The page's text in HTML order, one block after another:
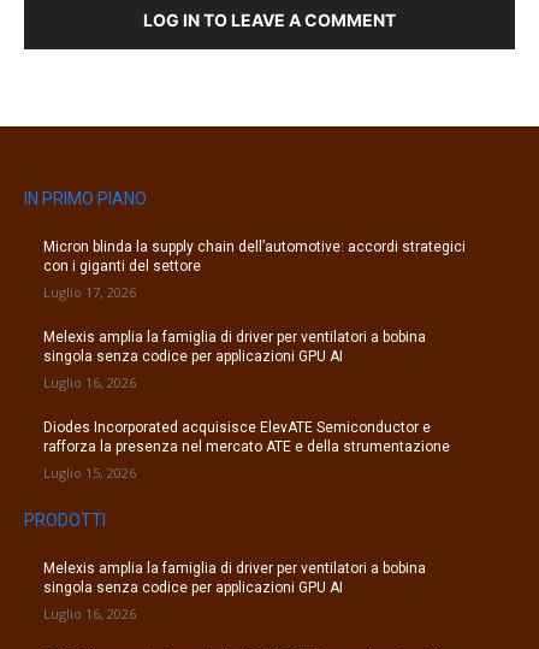
LOG IN TO LEAVE A COMMENT
IN PRIMO PIANO
Micron blinda la supply chain dell’automotive: accordi strategici
con i giganti del settore
Luglio 17, 2026
Melexis amplia la famiglia di driver per ventilatori a bobina
singola senza codice per applicazioni GPU AI
Luglio 16, 2026
Diodes Incorporated acquisisce ElevATE Semiconductor e
rafforza la presenza nel mercato ATE e della strumentazione
Luglio 15, 2026
PRODOTTI
Melexis amplia la famiglia di driver per ventilatori a bobina
singola senza codice per applicazioni GPU AI
Luglio 16, 2026